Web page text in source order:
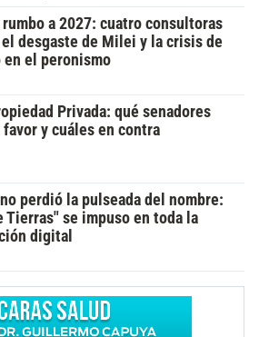
rumbo a 2027: cuatro consultoras
desgaste de Milei y la crisis de
en el peronismo
Privada: qué senadores
y cuáles en contra
perdió la pulseada del nombre:
Tierras" se impuso en toda la
digital